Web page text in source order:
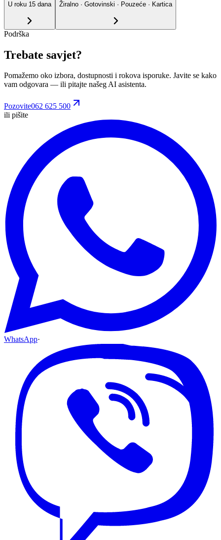
U roku 15 dana
Žiralno · Gotovinski · Pouzeće · Kartica
Podrška
Trebate savjet?
Pomažemo oko izbora, dostupnosti i rokova isporuke. Javite se kako
vam odgovara — ili pitajte našeg AI asistenta.
Pozovite062 625 500
ili pišite
WhatsApp·